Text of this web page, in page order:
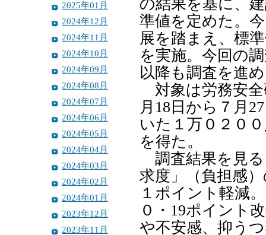
2025年01月
2024年12月
2024年11月
2024年10月
2024年09月
2024年08月
2024年07月
2024年06月
2024年05月
2024年04月
2024年03月
2024年02月
2024年01月
2023年12月
2023年11月
の結果を基に、
準値を定めた。
展を踏まえ、標
を実施。今回の
以降も調査を進
対象は労務安全
月18日から７月
いた１万０２０
を得た。
調査結果を見る
求度」（負担感
１ポイント軽減
０・19ポイント
や不安感、抑う